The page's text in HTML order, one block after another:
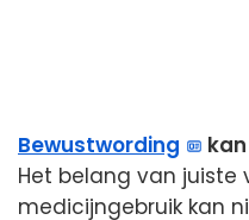
Bewustwording
Het belang van juiste
medicijngebruik kan